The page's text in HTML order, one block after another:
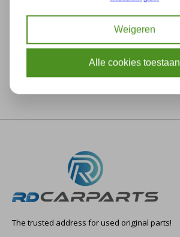
Description Specifications
The trusted address for used original parts!
Weigeren
Alle cookies toestaan